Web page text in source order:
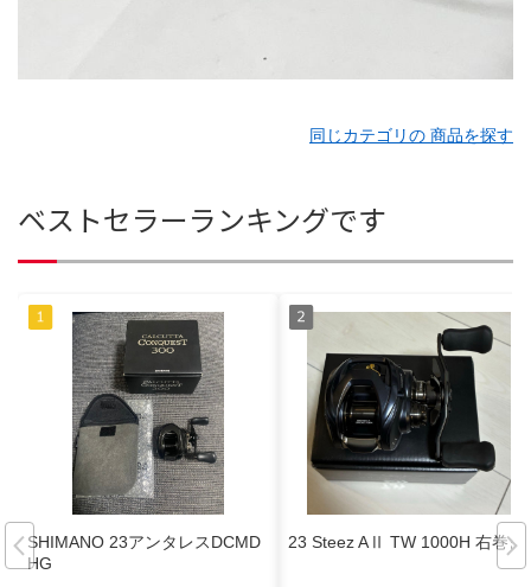
同じカテゴリの 商品を探す
ベストセラーランキングです
SHIMANO 23アンタレスDCMD
HG
23 Steez AⅡ TW 1000H 右巻き